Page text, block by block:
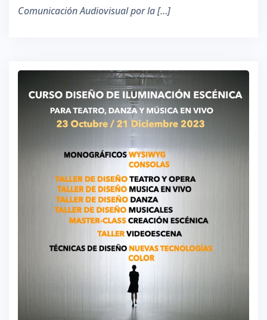
Comunicación Audiovisual por la […]